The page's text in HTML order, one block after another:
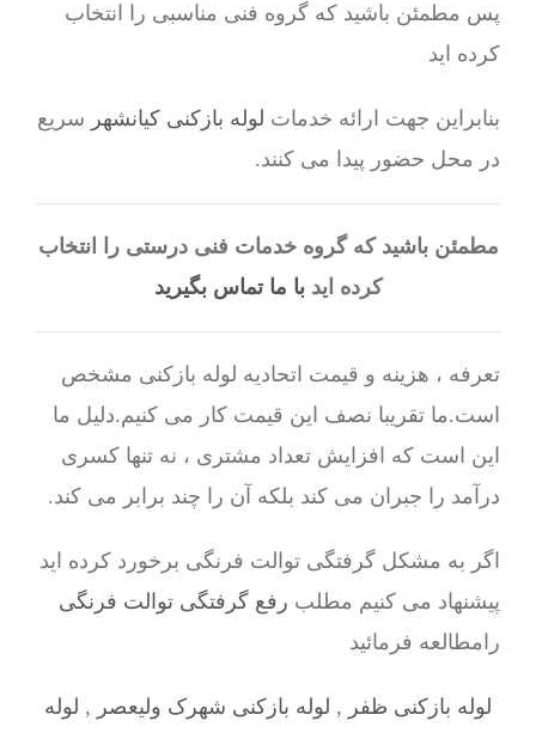
پس مطمئن باشید که گروه فنی مناسبی را انتخاب
کرده اید
بنابراین جهت ارائه خدمات لوله بازکنی کیانشهر سریع
در محل حضور پیدا می کنند.
مطمئن باشید که گروه خدمات فنی درستی را انتخاب
کرده ایدبا ما تماس بگیرید
تعرفه ، هزینه و قیمت اتحادیه لوله بازکنی مشخص
است.ما تقریبا نصف این قیمت کار می کنیم.دلیل ما
این است که افزایش تعداد مشتری ، نه تنها کسری
درآمد را جبران می کند بلکه آن را چند برابر می کند.
اگر به مشکل گرفتگی توالت فرنگی برخورد کرده اید
پیشنهاد می کنیم مطلب رفع گرفتگی توالت فرنگی
رامطالعه فرمائید
لوله بازکنی ظفر , لوله بازکنی شهرک ولیعصر , لوله